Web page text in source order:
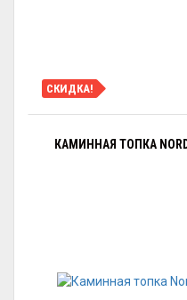
СКИДКА!
КАМИННАЯ ТОПКА